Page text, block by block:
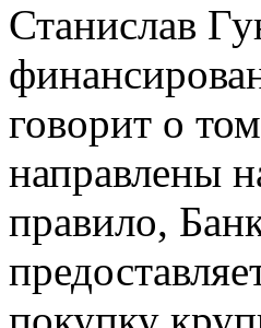
Станислав
говорит о
направлены
правило,